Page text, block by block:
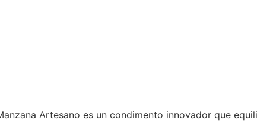
Artesano es un condimento innovador que